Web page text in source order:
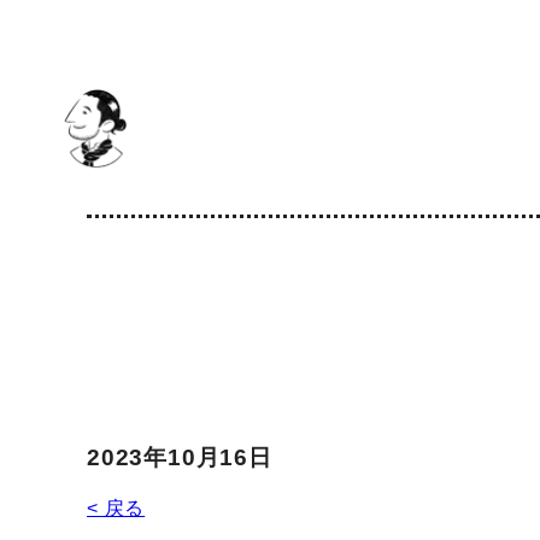
2023年10月16日
< 戻る